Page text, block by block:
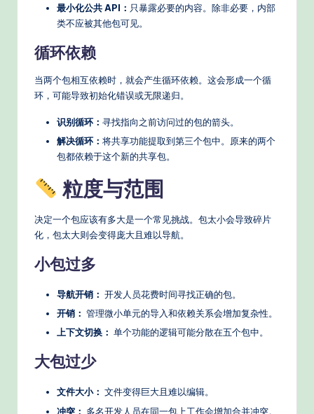
最小化公共 API： 只暴露必要的内容。除非必要，内部
类不应被其他包可见。
循环依赖
当两个包相互依赖时，就会产生循环依赖。这会形成一个循
环，可能导致初始化错误或无限递归。
识别循环： 寻找指向之前访问过的包的箭头。
解决循环： 将共享功能提取到第三个包中。原来的两个
包都依赖于这个新的共享包。
粒度与范围
决定一个包应该有多大是一个常见挑战。包太小会导致碎片
化，包太大则会变得庞大且难以导航。
小包过多
导航开销： 开发人员花费时间寻找正确的包。
开销： 管理微小单元的导入和依赖关系会增加复杂性。
上下文切换： 单个功能的逻辑可能分散在五个包中。
大包过少
文件大小： 文件变得巨大且难以编辑。
冲突： 多名开发人员在同一包上工作会增加合并冲突。